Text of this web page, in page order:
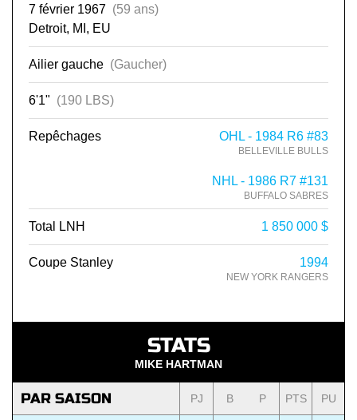
7 février 1967 (59 ans)
Detroit, MI, EU
Ailier gauche (Gaucher)
6'1" (190 LBS)
Repêchages OHL - 1984 R6 #83
BELLEVILLE BULLS
NHL - 1986 R7 #131
BUFFALO SABRES
Total LNH 1 850 000 $
Coupe Stanley 1994
NEW YORK RANGERS
STATS
MIKE HARTMAN
PAR SAISON PJ B P PTS PU